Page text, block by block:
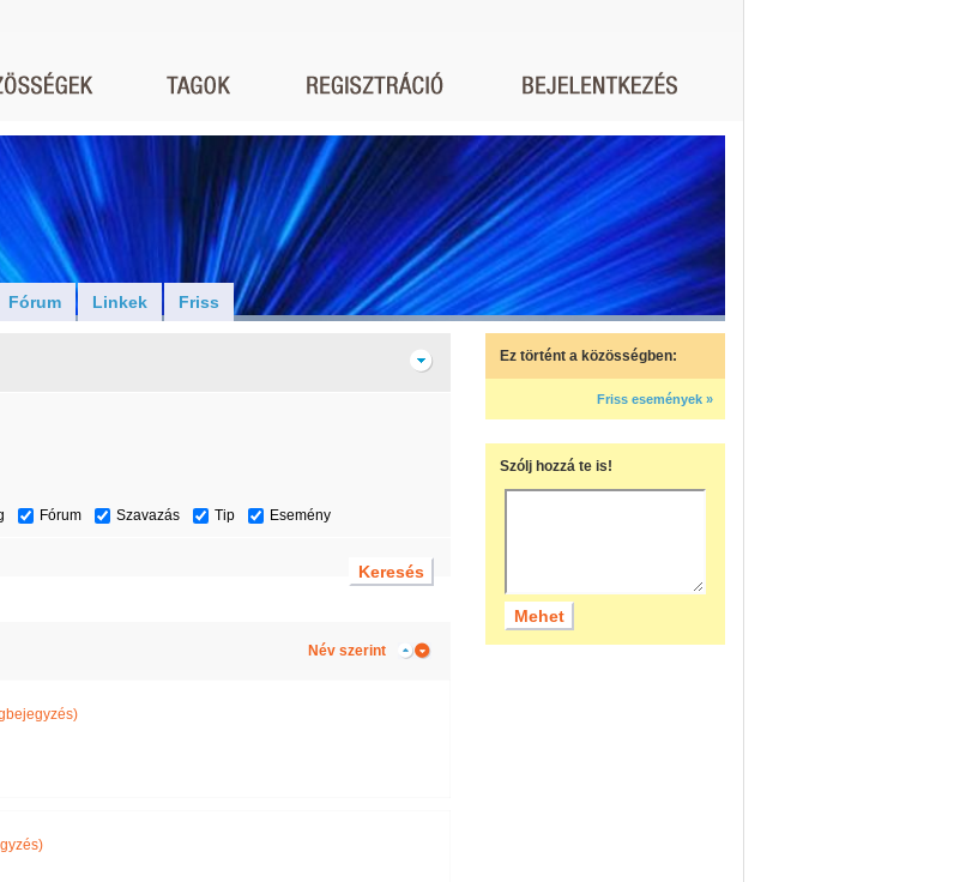
Fórum Linkek Friss
Fórum Szavazás Tip Esemény
Név szerint
Ez történt a közösségben:
Friss események »
Szólj hozzá te is!